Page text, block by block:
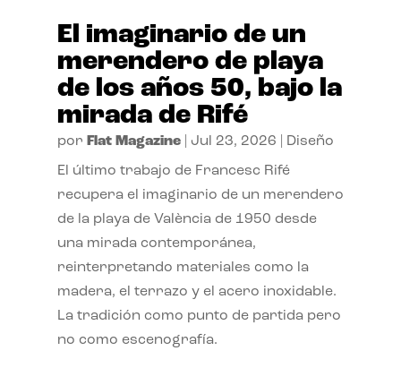
El imaginario de un
merendero de playa
de los años 50, bajo la
mirada de Rifé
por Flat Magazine| Jul 23, 2026 Diseño
El último trabajo de Francesc Rifé
recupera el imaginario de un merendero
de la playa de València de 1950 desde
una mirada contemporánea,
reinterpretando materiales como la
madera, el terrazo y el acero inoxidable.
La tradición como punto de partida pero
no como escenografía.